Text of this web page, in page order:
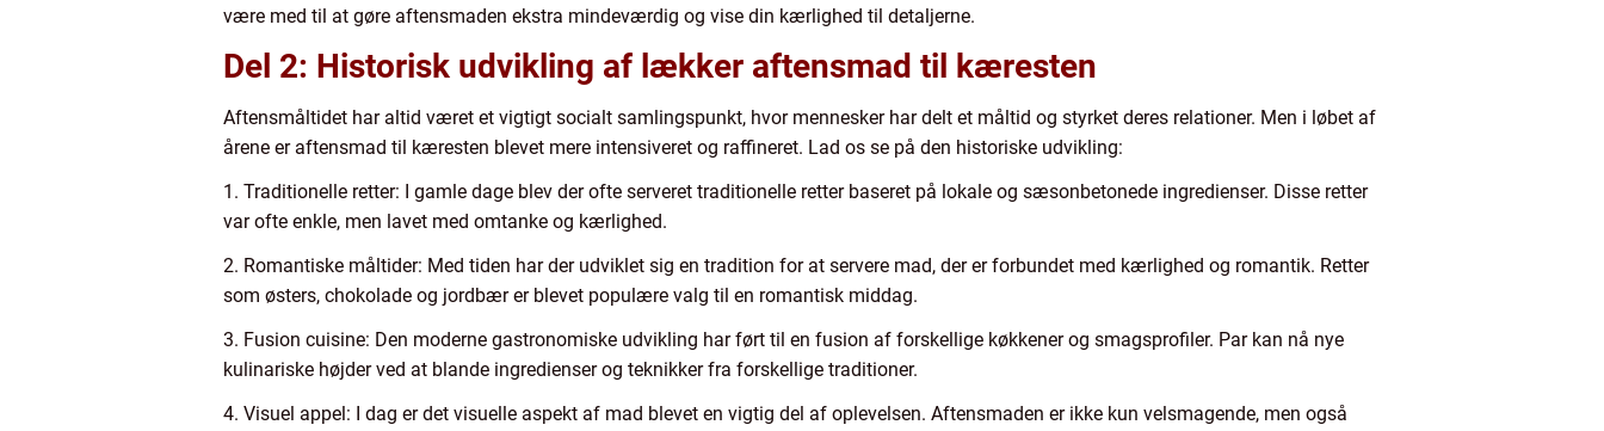
være med til at gøre aftensmaden ekstra mindeværdig og vise din kærlighed til detaljerne.
Del 2: Historisk udvikling af lækker aftensmad til kæresten
Aftensmåltidet har altid været et vigtigt socialt samlingspunkt, hvor mennesker har delt et måltid og styrket deres relationer. Men i løbet af
årene er aftensmad til kæresten blevet mere intensiveret og raffineret. Lad os se på den historiske udvikling:
1. Traditionelle retter: I gamle dage blev der ofte serveret traditionelle retter baseret på lokale og sæsonbetonede ingredienser. Disse retter
var ofte enkle, men lavet med omtanke og kærlighed.
2. Romantiske måltider: Med tiden har der udviklet sig en tradition for at servere mad, der er forbundet med kærlighed og romantik. Retter
som østers, chokolade og jordbær er blevet populære valg til en romantisk middag.
3. Fusion cuisine: Den moderne gastronomiske udvikling har ført til en fusion af forskellige køkkener og smagsprofiler. Par kan nå nye
kulinariske højder ved at blande ingredienser og teknikker fra forskellige traditioner.
4. Visuel appel: I dag er det visuelle aspekt af mad blevet en vigtig del af oplevelsen. Aftensmaden er ikke kun velsmagende, men også